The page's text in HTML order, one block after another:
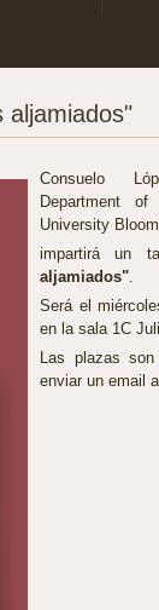
aljamiados"
Consuelo
Department
University
impartirá un
aljamiados".
Será el
en la sala 1C
Las plazas
enviar un email a